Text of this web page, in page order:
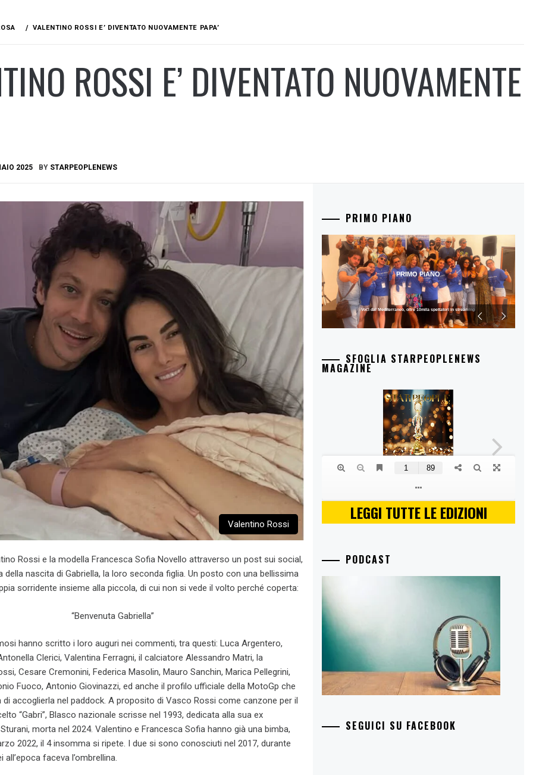
VALENTINO ROSSI E’ DIVENTATO NUOVAMENTE PAPA’
ROSSI E’ DIVENTATO NUOVAMENTE
2025 BY STARPEOPLENEWS
Valentino Rossi
Rossi e la modella Francesca Sofia Novello attraverso un post sui social,
della nascita di Gabriella, la loro seconda figlia. Un posto con una bellissima
sorridente insieme alla piccola, di cui non si vede il volto perché coperta:
“Benvenuta Gabriella”
hanno scritto i loro auguri nei commenti, tra questi: Luca Argentero,
Clerici, Valentina Ferragni, il calciatore Alessandro Matri, la
Cesare Cremonini, Federica Masolin, Mauro Sanchin, Marica Pellegrini,
Fuoco, Antonio Giovinazzi, ed anche il profilo ufficiale della MotoGp che
accoglierla nel paddock. A proposito di Vasco Rossi come canzone per il
“Gabri”, Blasco nazionale scrisse nel 1993, dedicata alla sua ex
morta nel 2024. Valentino e Francesca Sofia hanno già una bimba,
2022, il 4 insomma si ripete. I due si sono conosciuti nel 2017, durante
all’epoca faceva l’ombrellina.
PRIMO PIANO
Voci dal Mediterraneo, oltre 10mila spettatori in streaming
PRIMO PIANO
SFOGLIA STARPEOPLENEWS
MAGAZINE
LEGGI TUTTE LE EDIZIONI
PODCAST
SEGUICI SU FACEBOOK